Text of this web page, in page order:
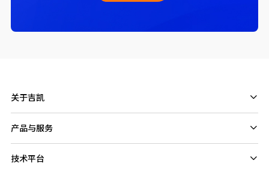
关于吉凯
产品与服务
技术平台